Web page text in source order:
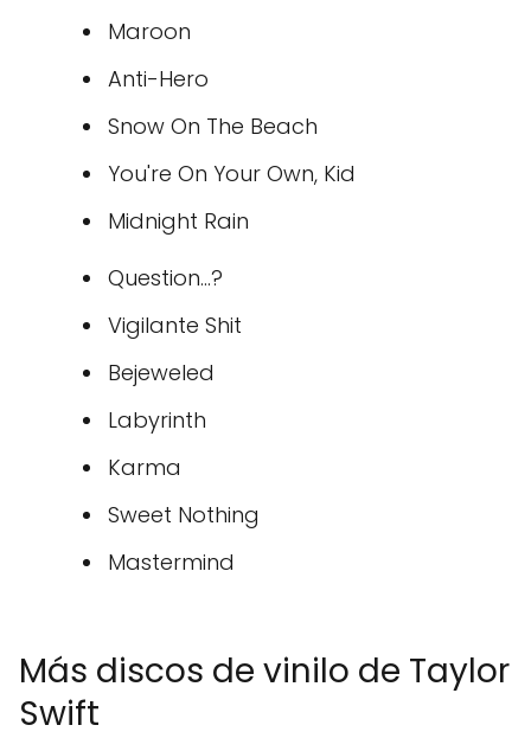
Maroon
Anti-Hero
Snow On The Beach
You're On Your Own, Kid
Midnight Rain
Question...?
Vigilante Shit
Bejeweled
Labyrinth
Karma
Sweet Nothing
Mastermind
Más discos de vinilo de Taylor
Swift